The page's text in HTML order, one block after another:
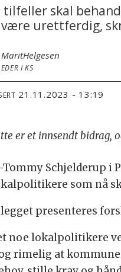
tilfeller skal
være urettferdig,
MaritHelgesen
I KS
21.11.2023 - 13:19
er et innsendt bidrag,
Tommy Schjelderup i
som nå
presenteres
noe lokalpolitikere
rimelig at